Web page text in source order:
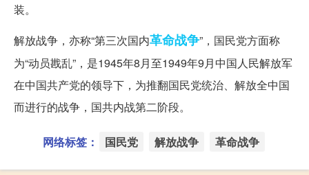
装。
解放战争，亦称“第三次国内革命战争”，国民党方面称
为“动员戡乱”，是1945年8月至1949年9月中国人民解放军
在中国共产党的领导下，为推翻国民党统治、解放全中国
而进行的战争，国共内战第二阶段。
网络标签： 国民党 解放战争 革命战争